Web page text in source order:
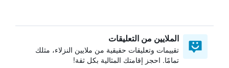
الملايين من التعليقات
تقييمات وتعليقات حقيقية من ملايين النزلاء، مثلك
تمامًا. احجز إقامتك المثالية بكل ثقة!